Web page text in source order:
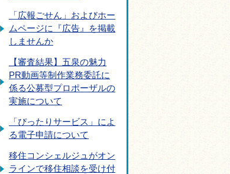
「広報ごせん」およびホー
ムページに『広告』を掲載
しませんか
【審査結果】五泉の魅力
PR動画等制作業務委託に
係る公募型プロポーザルの
実施について
「ぴったりサービス」によ
る電子申請について
移住コンシェルジュがオン
ラインで移住相談を受け付